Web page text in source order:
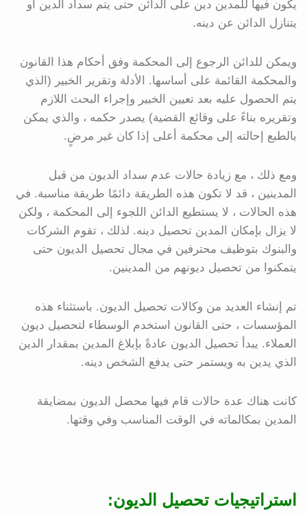
يكون فيها للمدين دين على الدائن حتى يتم سداد الدين أو
يتنازل الدائن عن دينه.
ويمكن للدائن الرجوع إلى المحكمة وفق أحكام هذا القانون
والمحكمة القائمة على أساسها. الأدلة وتقرير الخبير (الذي
يتم الحصول عليه بعد تعيين الخبير وإجراء البحث اللازم
وتقريره بناءً على وقائع القضية) يصدر حكمه ، والذي يمكن
بالطبع إحالته إلى محكمة أعلى إذا كان غير مرضٍ.
ومع ذلك ، مع زيادة حالات عدم سداد الديون من قبل
المدينين ، قد لا تكون هذه الطريقة دائمًا طريقة مناسبة. في
هذه الحالات ، لا يستطيع الدائن اللجوء إلى المحكمة ، ولكن
لا يزال بإمكان المدين تحصيل دينه. لذلك ، تقوم الشركات
والبنوك بتوظيف محترفين في مجال تحصيل الديون حتى
يتمكنوا من تحصيل ديونهم من المدينين.
تم إنشاء العديد من وكالات تحصيل الديون. باستثناء هذه
المؤسسات ، حتى القانون استخدم الوسطاء لتحصيل ديون
العملاء. يبدأ تحصيل الديون عادةً بإبلاغ المدين بمقدار الدين
الذي يدين به ويستمر حتى يدفع الشخص دينه.
كانت هناك عدة حالات قام فيها محصل الديون بمضايقة
المدين بمكالماته في الوقت المناسب وفي وقتها.
استراتيجيات تحصيل الديون: